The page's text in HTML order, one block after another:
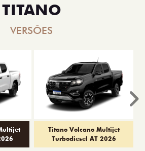
TITANO
VERSÕES
Titano Volcano Multijet
Turbodiesel AT 2026